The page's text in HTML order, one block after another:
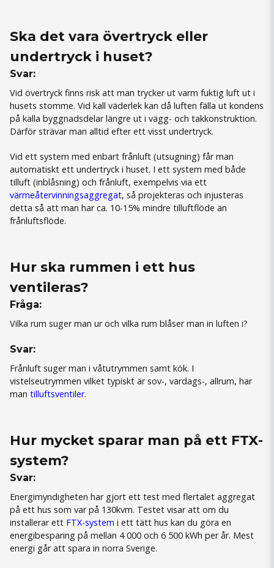
Ska det vara övertryck eller
undertryck i huset?
Svar:
Vid övertryck finns risk att man trycker ut varm fuktig luft ut i
husets stomme. Vid kall väderlek kan då luften fälla ut kondens
på kalla byggnadsdelar längre ut i vägg- och takkonstruktion.
Därför strävar man alltid efter ett visst undertryck.
Vid ett system med enbart frånluft (utsugning) får man
automatiskt ett undertryck i huset. I ett system med både
tilluft (inblåsning) och frånluft, exempelvis via ett
värmeåtervinningsaggregat, så projekteras och injusteras
detta så att man har ca. 10-15% mindre tilluftflöde än
frånluftsflöde.
Hur ska rummen i ett hus
ventileras?
Fråga:
Vilka rum suger man ur och vilka rum blåser man in luften i?
Svar:
Frånluft suger man i våtutrymmen samt kök. I
vistelseutrymmen vilket typiskt är sov-, vardags-, allrum, har
man tilluftsventiler.
Hur mycket sparar man på ett FTX-
system?
Svar:
Energimyndigheten har gjort ett test med flertalet aggregat
på ett hus som var på 130kvm. Testet visar att om du
installerar ett FTX-system i ett tätt hus kan du göra en
energibesparing på mellan 4 000 och 6 500 kWh per år. Mest
energi går att spara in norra Sverige.